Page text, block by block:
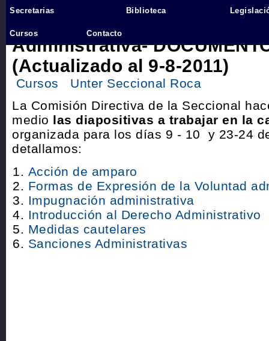
Inicio›
CAPACITACIÓN DOCENTE:
Administrativa-
(Actualizado al 9-8-2011)
Cursos
Unter Seccional Roca
La Comisión Directiva de la Seccional
medio las diapositivas a trabajar en la
organizada para los días 9 - 10 y 23-24
detallamos:
Acción de amparo
Formas de Expresión de la Voluntad
Impugnación administrativa
Introducción al Derecho Administrativo
Medidas cautelares
Sanciones Administrativas
Secretarias Biblioteca
Cursos Contacto